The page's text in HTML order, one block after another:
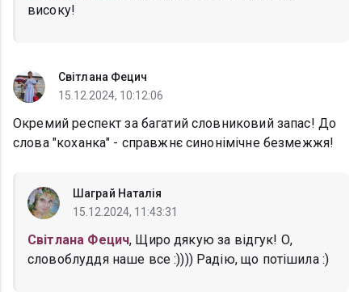
високу!
Світлана Фецич
15.12.2024, 10:12:06
Окремий респект за багатий словниковий запас! До
слова "коханка" - справжнє синонімічне безмежжя!
Шаграй Наталія
15.12.2024, 11:43:31
Світлана Фецич, Щиро дякую за відгук! О,
словоблуддя наше все :)))) Радію, що потішила :)